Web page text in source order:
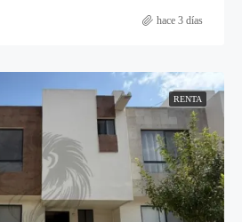
hace 3 días
RENTA